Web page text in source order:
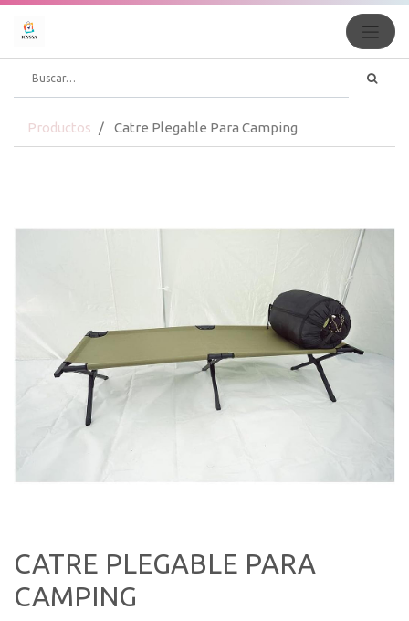
Productos Catre Plegable Para Camping
CATRE PLEGABLE PARA
CAMPING